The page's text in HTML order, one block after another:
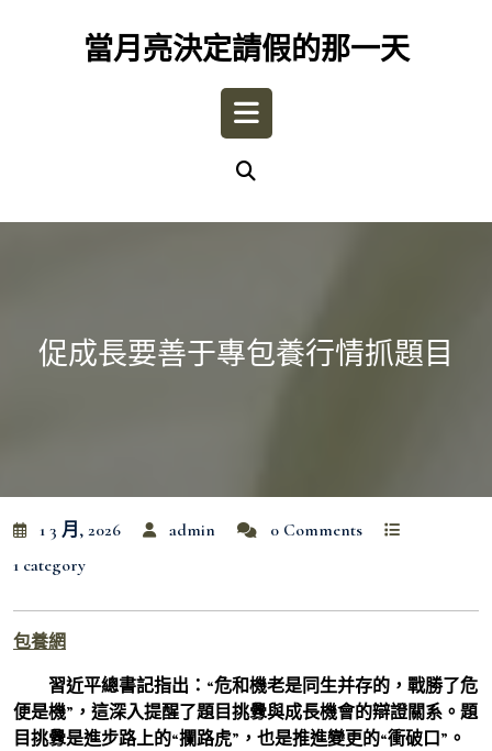
當月亮決定請假的那一天
Open
促成長要善于專包養行情抓題目
1 3 月, 2026 admin
0 Comments
1 category
包養網
習近平總書記指出：“危和機老是同生并存的，戰勝了危
便是機”，這深入提醒了題目挑釁與成長機會的辯證關系。題
目挑釁是進步路上的“攔路虎”，也是推進變更的“衝破口”。